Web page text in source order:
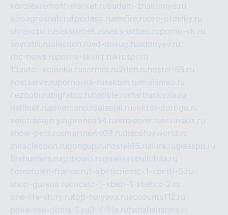
korolevremont-market.rubudem-znakomye.ru
oooagrosnab.rufpodaso.ruemfire.rupro-otdelky.ru
ukrasotki.ruseksuzbek.ruseks-uzbek.ruporno-vk.ru
sovratili.ruolecoon.ruvd-dosug.ruadonyev.ru
rbc-news.ruporno-skvirt.rukrospr.ru
13autor-kolonka.rusormol.ru2rich.ru hostel-65.ru
hostserve.ruporno-na-russkom.ru mishinlab.ru
neznobi.rubigfatcc.ru habble.rustarbucksvia.ru
delfinet.rusilvernano.ruelestal.ruvektor-doroga.ru
velotrenajery.rupronso54.ru lenasever.ru lovinskix.ru
show-pets.rusmartnews03.rudiscofoxworld.ru
miraclecoon.rupongup.ru hostel65.ru liura.ruglasspb.ru
firehunters.rugribowo.rugnalis.rubulkitula.ru
hometown-france.ru1-xbeticricetc-1-xbetti-5.ru
shop-garena.rucricetc-1-xbetr-1-xbetcc-2.ru
one-life-story.rutop-halyava.ruaccounts112.ru
poka-vse-doma-2.ru3-d-file.ru hahahaharms.ru